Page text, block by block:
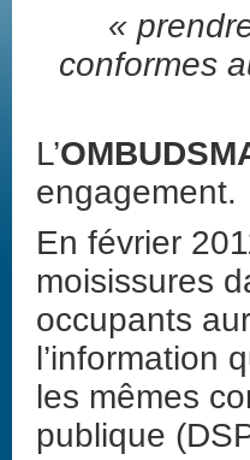
«
conformes
L’
engagement.
En février
moisissures
occupants
l’information
les mêmes
publique